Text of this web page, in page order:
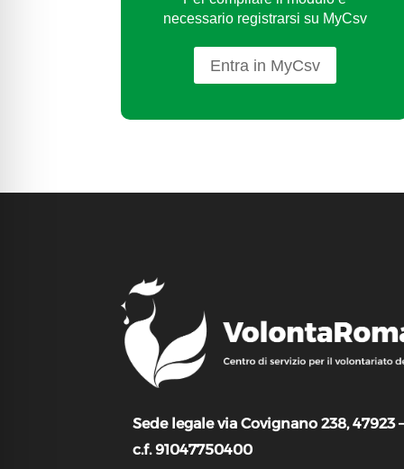
necessario registrarsi su MyCsv
Entra in MyCsv
Sede legale via Covignano 238, 47923
c.f. 91047750400